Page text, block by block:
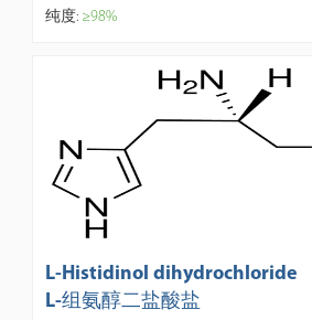
纯度: ≥98%
L-Histidinol dihydrochloride
L-组氨醇二盐酸盐